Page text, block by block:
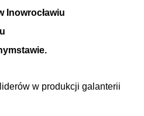
Inowrocławiu
w produkcji galanterii